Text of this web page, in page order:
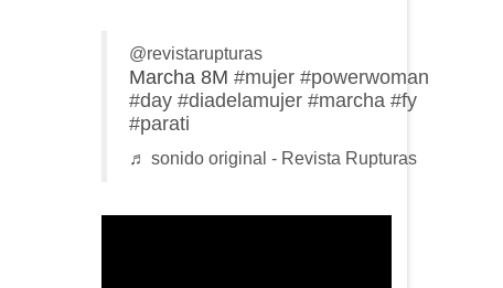
@revistarupturas
Marcha 8M #mujer #powerwoman
#day #diadelamujer #marcha #fy
#parati
♬ sonido original - Revista Rupturas